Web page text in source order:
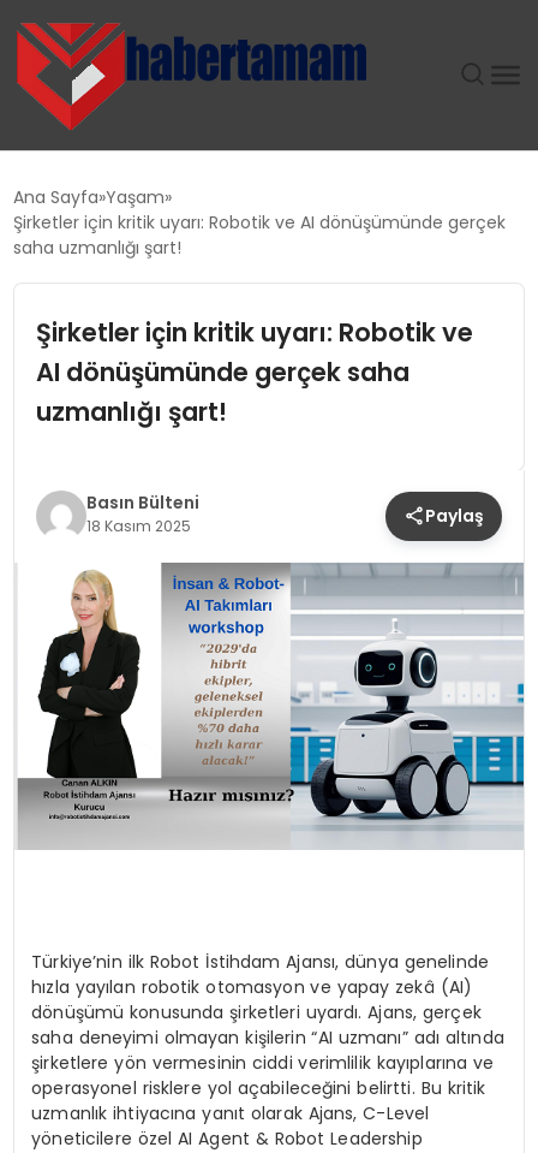
TEKNOLOJI
SAĞLIK
MAGAZIN
SIYASET
EĞITIM
YAŞAM
Ana Sayfa Yaşam
Şirketler için kritik uyarı: Robotik ve AI dönüşümünde gerçek
saha uzmanlığı şart!
Şirketler için kritik uyarı: Robotik ve
AI dönüşümünde gerçek saha
uzmanlığı şart!
Basın Bülteni
18 Kasım 2025 Paylaş
Türkiye’nin ilk Robot İstihdam Ajansı, dünya genelinde
hızla yayılan robotik otomasyon ve yapay zekâ (AI)
dönüşümü konusunda şirketleri uyardı. Ajans, gerçek
saha deneyimi olmayan kişilerin “AI uzmanı” adı altında
şirketlere yön vermesinin ciddi verimlilik kayıplarına ve
operasyonel risklere yol açabileceğini belirtti. Bu kritik
uzmanlık ihtiyacına yanıt olarak Ajans, C-Level
yöneticilere özel AI Agent & Robot Leadership